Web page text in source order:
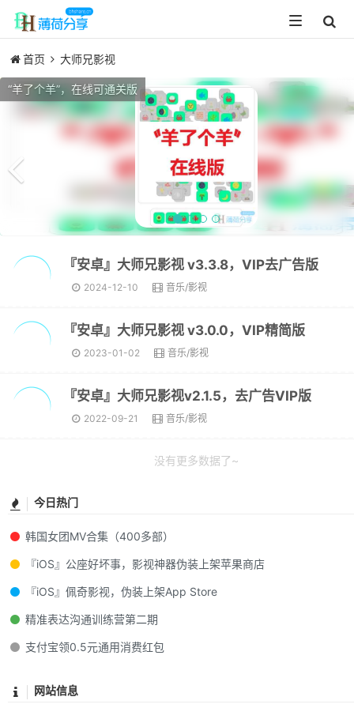
Toggle
navigation
首页 大师兄影视
“羊了个羊”，在线可通关版
Previous
『安卓』大师兄影视 v3.3.8，VIP去广告版
2024-12-10 音乐/影视
『安卓』大师兄影视 v3.0.0，VIP精简版
2023-01-02 音乐/影视
『安卓』大师兄影视v2.1.5，去广告VIP版
2022-09-21 音乐/影视
没有更多数据了~
今日热门
韩国女团MV合集（400多部）
『iOS』公座好坏事，影视神器伪装上架苹果商店
『iOS』佩奇影视，伪装上架App Store
精准表达沟通训练营第二期
支付宝领0.5元通用消费红包
网站信息